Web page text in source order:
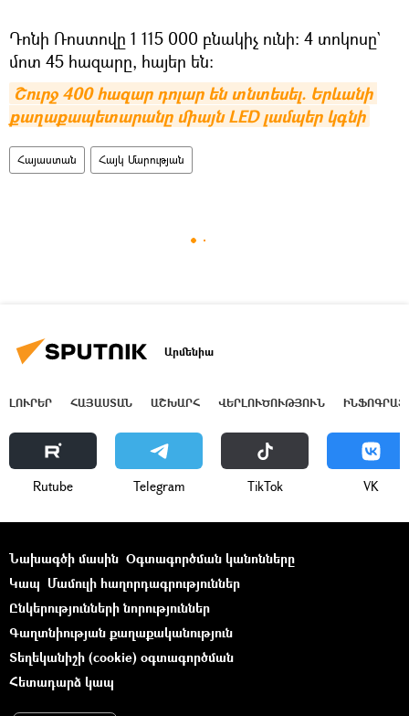
Դոնի Ռոստովը 1 115 000 բնակիչ ունի։ 4 տոկոսը`
մոտ 45 հազարը, հայեր են։
Շուրջ 400 հազար դոլար են տնտեսել. Երևանի
քաղաքապետարանը միայն LED լամպեր կգնի
Հայաստան Հայկ Մարության
Արմենիա
ԼՈՒՐԵՐ ՀԱՅԱՍՏԱՆ ԱՇԽԱՐՀ ՎԵՐԼՈՒԾՈՒԹՅՈՒՆ
Rutube Telegram ТikТоk VK
Նախագծի մասին Օգտագործման կանոնները
Կապ Մամուլի հաղորդագրություններ
Ընկերությունների նորություններ
Գաղտնիության քաղաքականություն
Տեղեկանիշի (cookie) օգտագործման
Հետադարձ կապ